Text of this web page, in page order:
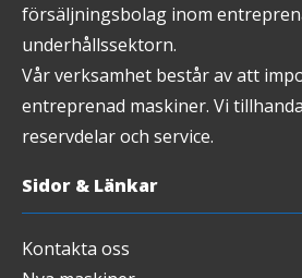
försäljningsbolag inom
underhållssektorn.
Vår verksamhet består av att
entreprenad maskiner. Vi
reservdelar och service.
Sidor & Länkar
Kontakta oss